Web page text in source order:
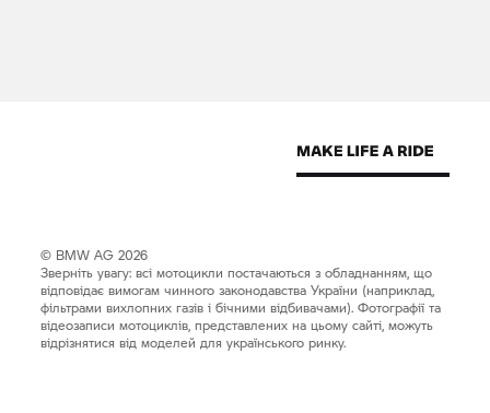
© BMW AG 2026
Зверніть увагу: всі мотоцикли постачаються з обладнанням, що
відповідає вимогам чинного законодавства України (наприклад,
фільтрами вихлопних газів і бічними відбивачами). Фотографії та
відеозаписи мотоциклів, представлених на цьому сайті, можуть
відрізнятися від моделей для українського ринку.